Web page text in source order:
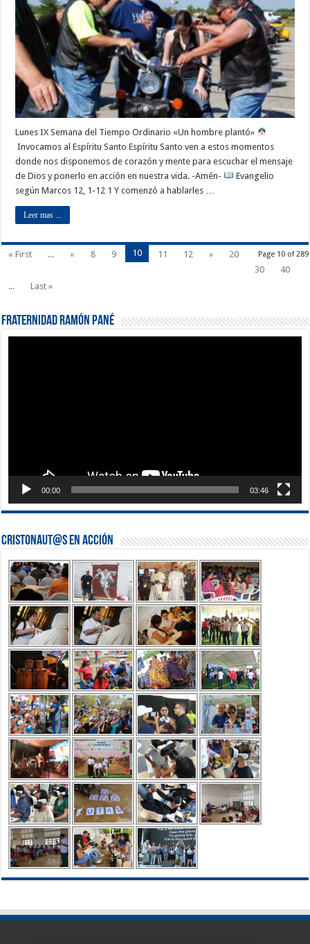
Lunes IX Semana del Tiempo Ordinario «Un hombre plantó»
Invocamos al Espíritu Santo Espíritu Santo ven a estos momentos
donde nos disponemos de corazón y mente para escuchar el mensaje
de Dios y ponerlo en acción en nuestra vida. -Amén-
Evangelio
según Marcos 12, 1-12 1 Y comenzó a hablarles …
Leer mas ...
Page 10 of 289
« First ... « 8 9 10 11 12 »
20
30
40
...
Last »
Fraternidad Ramón Pané
00:00 03:46
Cristonaut@s en Acción